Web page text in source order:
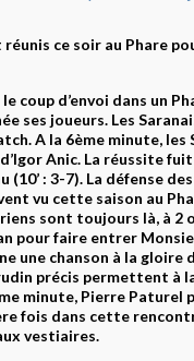
ce soir au Phare
coup d’envoi dans un
ses joueurs. Les
A la 6ème minute, les
Anic. La réussite
: 3-7). La défense
vu cette saison au
sont toujours là, à 2
pour faire entrer
une chanson à la gloire
précis permettent à
minute, Pierre Paturel
fois dans cette
vestiaires.